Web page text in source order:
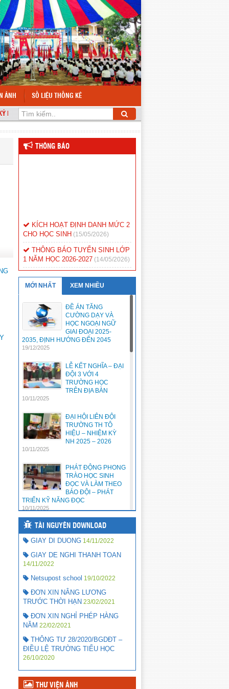
ẢNH SỐ LIỆU THỐNG KÊ
79 NĂM CÁCH MẠNG THÁNG 8 VÀ QUỐC KHÁNH 2/9
THÔNG BÁO
CHO HỌC SINH (15/05/2026)
THÔNG BÁO TUYỂN SINH LỚP
1 NĂM HỌC 2026-2027 (14/05/2026)
TRƯỜNG TIỂU HỌC TÔ HIỆU –
TRƯỜNG NĂM HỌC 2025-2026
THÔNG BÁO DANH MỤC SGK
LỚP 2 SỬ DỤNG TRONG
TRƯỜNG TIỂU HỌC TÔ HIỆU
NĂM HỌC 2021-2022 (21/05/2021)
THÔNG BÁO KHUNG GIỜ HỌC
TẬP, SINH HOẠT TẠI TRƯỜNG
NĂM HỌC 2020-2021 (05/04/2021)
THỰC HIỆN CÁC BIỆN PHÁP
PHÒNG, CHỐNG DỊCH COVID-19
ỨNG PHÓ VỚI BÃO SỐ 5
(30/10/2019)
LỊCH HỌC CỦA CÁC LỚP Ở
ĐIỂM TRƯỜNG THÔN 17, NĂM
HỌC 2019-2020
(05/09/2019)
Bảng tông hợp kết quả kể
chuyện theo sách năm 2019
(06/05/2019)
DUYỆT HỒ SƠ ĐỀ NGHỊ HỖ
TRỢ CHI PHÍ HỌC TẬP THEO NĐ
86 VÀ NQ 31 ĐỢT 1/2019
(18/04/2019)
MỚI NHẤT XEM NHIỀU
ĐỀ ÁN TĂNG
CƯỜNG DẠY VÀ
HỌC NGOẠI NGỮ
GIAI ĐOẠI 2025-
2035, ĐỊNH HƯỚNG ĐẾN 2045
19/12/2025
LỄ KẾT NGHĨA – ĐẠI
ĐỘI 3 VỚI 4
TRƯỜNG HỌC
TRÊN ĐỊA BÀN
10/11/2025
ĐẠI HỘI LIÊN ĐỘI
TRƯỜNG TH TÔ
HIỆU – NHIỆM KỲ
NH 2025 – 2026
10/11/2025
PHÁT ĐỘNG PHONG
TRÀO HỌC SINH
ĐỌC VÀ LÀM THEO
BÁO ĐỘI – PHÁT
TRIỂN KỸ NĂNG ĐỌC
10/11/2025
CHẾ ĐỘ HỖ TRỢ
CHI PHÍ HỌC TẬP
CHO HỌC SINH
THEO NGHỊ ĐỊNH
238/2025/NĐ-CP
22/10/2025
ĐỘNG TRỒNG –
CHĂM SÓC CÂY
TRONG KHUÔN VIÊN TRƯỜNG
HỌC NĂM 2025
22/10/2025
CHẾ ĐỘ CHÍNH
MẦM NON, HS PHỔ
THÔNG THEO NGHỊ
ĐỊNH 238/2025/NĐ-CP CỦA CHÍNH
TÀI NGUYÊN DOWNLOAD
GIAY DI DUONG 14/11/2022
GIAY DE NGHI THANH TOAN
14/11/2022
Netsupost school 19/10/2022
ĐƠN XIN NÂNG LƯƠNG
TRƯỚC THỜI HẠN 23/02/2021
ĐƠN XIN NGHỈ PHÉP HÀNG
NĂM 22/02/2021
THÔNG TƯ 28/2020/BGDĐT –
ĐIỀU LỆ TRƯỜNG TIỂU HỌC
26/10/2020
THƯ VIỆN ẢNH